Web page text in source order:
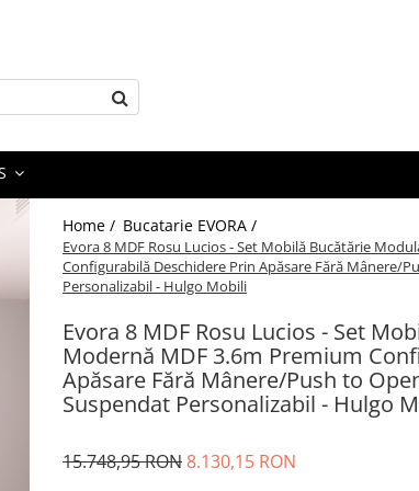
Home / Bucatarie EVORA /
Evora 8 MDF Rosu Lucios - Set Mobilă Bucătărie
Configurabilă Deschidere Prin Apăsare Fără Mânere/
Personalizabil - Hulgo Mobili
Evora 8 MDF Rosu Lucios - Set
Modernă MDF 3.6m Premium
Apăsare Fără Mânere/Push to
Suspendat Personalizabil - Hulgo
15.748,95 RON8.130,15 RON